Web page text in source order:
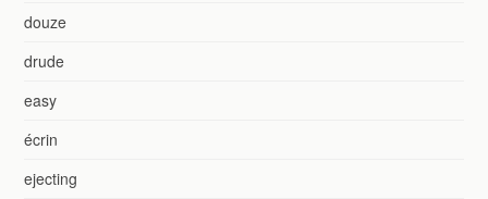
douze
drude
easy
écrin
ejecting